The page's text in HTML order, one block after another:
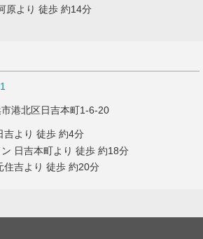
原より 徒歩 約14分
港北区日吉本町1-6-20
吉より 徒歩 約4分
日吉本町より 徒歩 約18分
住吉より 徒歩 約20分